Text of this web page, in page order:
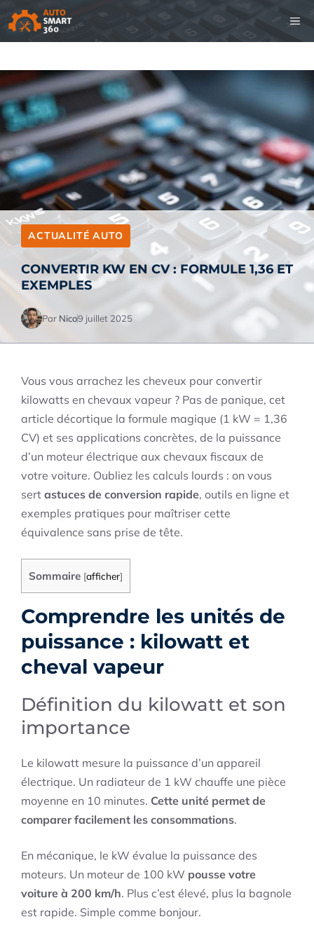
Aller
au
contenu
ACTUALITÉ AUTO
CONVERTIR KW EN CV : FORMULE 1,36 ET
EXEMPLES
Par Nico9 juillet 2025
Vous vous arrachez les cheveux pour convertir
kilowatts en chevaux vapeur ? Pas de panique, cet
article décortique la formule magique (1 kW = 1,36
CV) et ses applications concrètes, de la puissance
d’un moteur électrique aux chevaux fiscaux de
votre voiture. Oubliez les calculs lourds : on vous
sert astuces de conversion rapide, outils en ligne et
exemples pratiques pour maîtriser cette
équivalence sans prise de tête.
Sommaire [afficher]
Comprendre les unités de
puissance : kilowatt et
cheval vapeur
Définition du kilowatt et son
importance
Le kilowatt mesure la puissance d’un appareil
électrique. Un radiateur de 1 kW chauffe une pièce
moyenne en 10 minutes. Cette unité permet de
comparer facilement les consommations.
En mécanique, le kW évalue la puissance des
moteurs. Un moteur de 100 kW pousse votre
voiture à 200 km/h. Plus c’est élevé, plus la bagnole
est rapide. Simple comme bonjour.